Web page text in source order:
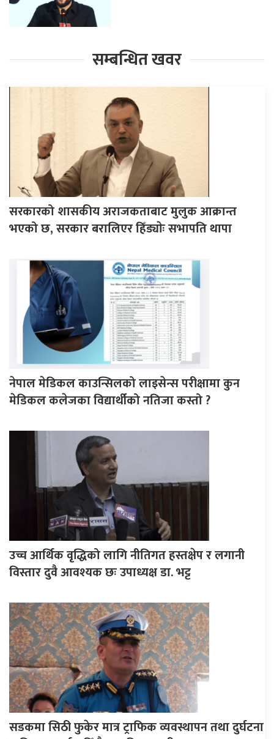
सम्बन्धित खवर
सरकारको शासकीय अराजकताबाट मुलुक आक्रान्त
भएको छ, सरकार बरालिएर हिँड्याेः सभापति थापा
नेपाल मेडिकल काउन्सिलको लाइसेन्स परीक्षामा कुन
मेडिकल कलेजका विद्यार्थीको नतिजा कस्तो ?
उच्च आर्थिक वृद्धिको लागि नीतिगत हस्तक्षेप र लगानी
विस्तार दुवै आवश्यक छः उपाध्यक्ष डा. भट्ट
सडकमा सिठी फुकेर मात्र ट्राफिक व्यवस्थापन तथा दुर्घटना